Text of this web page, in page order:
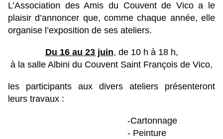
L’Association des Amis du Couvent de Vico a le
plaisir d’annoncer que, comme chaque année, elle
organise l’exposition de ses ateliers.
Du 16 au 23 juin, de 10 h à 18 h,
à la salle Albini du Couvent Saint François de Vico,
les participants aux divers ateliers présenteront
leurs travaux :
-Cartonnage
- Peinture